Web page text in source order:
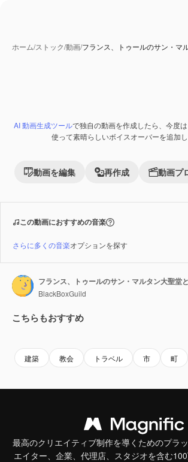
ホーム/ストック/動画/フランス、トゥールのサン・マ
Premium
AI 動画生成ツールで独自の動画を作成したら、今度は
使って素晴らしいボイスオーバーを追加
動画を編集 再作成 動画プ
この動画におすすめの音楽
さらに多くの音楽オプションを探す
BlackBoxGuild
こちらもおすすめ
建築 教会 トラベル 市 町
最高のクリエイティブ制作を導くためのプラ
エイター、企業、代理店、スタジオを含む